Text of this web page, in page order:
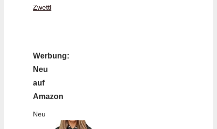
Zwettl
Werbung:
Neu
auf
Amazon
Neu